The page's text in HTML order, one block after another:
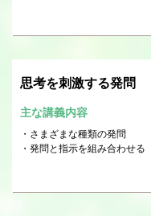
思考を刺激する発問
主な講義内容
さまざまな種類の発問
発問と指示を組み合わせる